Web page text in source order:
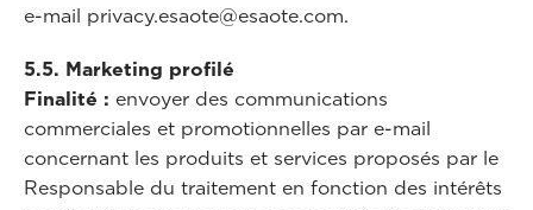
e-mail privacy.esaote@esaote.com.
5.5. Marketing profilé
Finalité : envoyer des communications
commerciales et promotionnelles par e-mail
concernant les produits et services proposés par le
Responsable du traitement en fonction des intérêts